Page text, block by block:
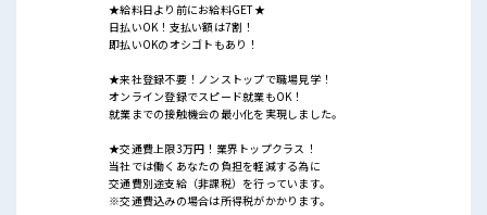
★給料日より前にお給料GET★
日払いOK！支払い額は7割！
即払いOKのオシゴトもあり！
★来社登録不要！ノンストップで職場見学！
オンライン登録でスピード就業もOK！
就業までの接触機会の最小化を実現しました。
★交通費上限3万円！業界トップクラス！
当社では働くあなたの負担を軽減する為に
交通費別途支給（非課税）を行っています。
※交通費込みの場合は所得税がかかります。